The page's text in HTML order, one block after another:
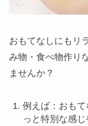
おもてなしにもリ
み物・食べ物作り
ませんか？
例えば：おも
っと特別な感